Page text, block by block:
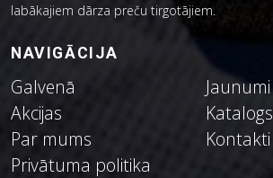
labākajiem dārza preču tirgotājiem.
NAVIGĀCIJA
Galvenā
Jaunumi
Akcijas
Katalogs
Par mums
Kontakti
Privātuma politika